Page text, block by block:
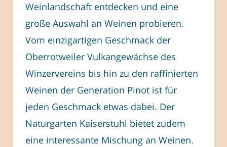
Weinlandschaft entdecken und eine
große Auswahl an Weinen probieren.
Vom einzigartigen Geschmack der
Oberrotweiler Vulkangewächse des
Winzervereins bis hin zu den raffinierten
Weinen der Generation Pinot ist für
jeden Geschmack etwas dabei. Der
Naturgarten Kaiserstuhl bietet zudem
eine interessante Mischung an Weinen.